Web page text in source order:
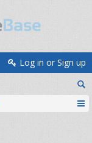
Log in or Sign up